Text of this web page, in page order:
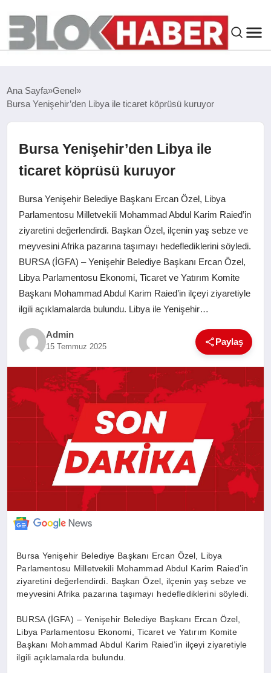
SIYASET
ÇEVRE
SPOR
EKONOMI
SAĞLIK
SANAT
Ana Sayfa Genel
Bursa Yenişehir’den Libya ile ticaret köprüsü kuruyor
Bursa Yenişehir’den Libya ile
ticaret köprüsü kuruyor
Bursa Yenişehir Belediye Başkanı Ercan Özel, Libya
Parlamentosu Milletvekili Mohammad Abdul Karim Raied’in
ziyaretini değerlendirdi. Başkan Özel, ilçenin yaş sebze ve
meyvesini Afrika pazarına taşımayı hedeflediklerini söyledi.
BURSA (İGFA) – Yenişehir Belediye Başkanı Ercan Özel,
Libya Parlamentosu Ekonomi, Ticaret ve Yatırım Komite
Başkanı Mohammad Abdul Karim Raied’in ilçeyi ziyaretiyle
ilgili açıklamalarda bulundu. Libya ile Yenişehir…
Admin
15 Temmuz 2025 Paylaş
Bursa Yenişehir Belediye Başkanı Ercan Özel, Libya
Parlamentosu Milletvekili Mohammad Abdul Karim Raied’in
ziyaretini değerlendirdi. Başkan Özel, ilçenin yaş sebze ve
meyvesini Afrika pazarına taşımayı hedeflediklerini söyledi.
BURSA (İGFA) – Yenişehir Belediye Başkanı Ercan Özel,
Libya Parlamentosu Ekonomi, Ticaret ve Yatırım Komite
Başkanı Mohammad Abdul Karim Raied’in ilçeyi ziyaretiyle
ilgili açıklamalarda bulundu.